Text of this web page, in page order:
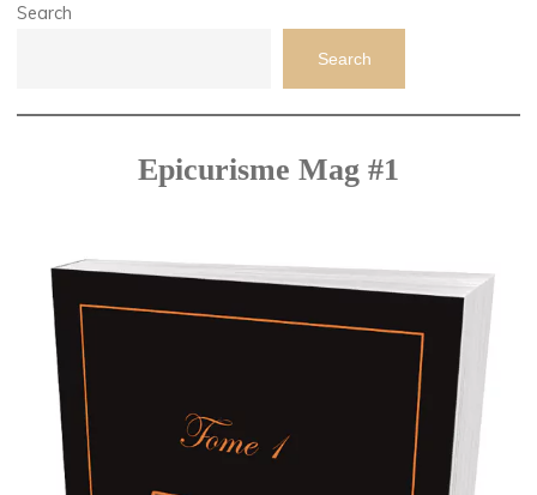
Search
Search
Epicurisme Mag #1